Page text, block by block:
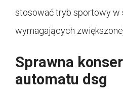
stosować tryb sportowy w
wymagających
Sprawna
automatu dsg